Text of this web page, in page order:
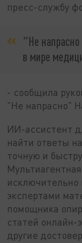
пресс-службу
"Не
в мире
- сообщила
"Не напрасно"
ИИ-ассистент
найти ответы
точную и
исключительно
экспертами
помощника
статей
другие